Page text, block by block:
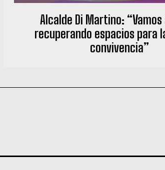
‎Alcalde Di Martino:
recuperando espacios para
convivencia”